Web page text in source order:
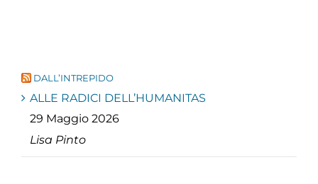
DALL’INTREPIDO
ALLE RADICI DELL’HUMANITAS
29 Maggio 2026
Lisa Pinto